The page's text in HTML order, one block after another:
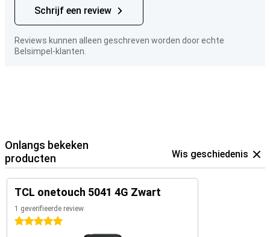
Schrijf een review
Reviews kunnen alleen geschreven worden door echte
Belsimpel-klanten.
Onlangs bekeken
producten
Wis geschiedenis
TCL onetouch 5041 4G Zwart
1 geverifieerde review
5 sterren